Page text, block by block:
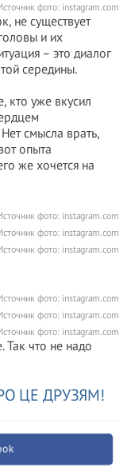
фото: instagram.com
не существует
и их
– это диалог
середины.
кто уже вкусил
смысла врать,
опыта
же хочется на
фото: instagram.com
фото: instagram.com
фото: instagram.com
фото: instagram.com
фото: instagram.com
фото: instagram.com
Так что не надо
ЦЕ ДРУЗЯМ!